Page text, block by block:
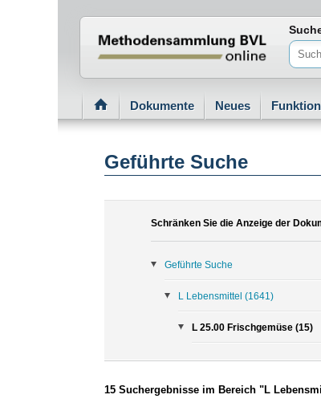
Normenportal
Dokumente Neues
Geführte Suche
Schränken Sie die Anzeige der
Geführte Suche
L Lebensmittel (1641)
L 25.00 Frischgemüse (15)
15 Suchergebnisse im Bereich "L